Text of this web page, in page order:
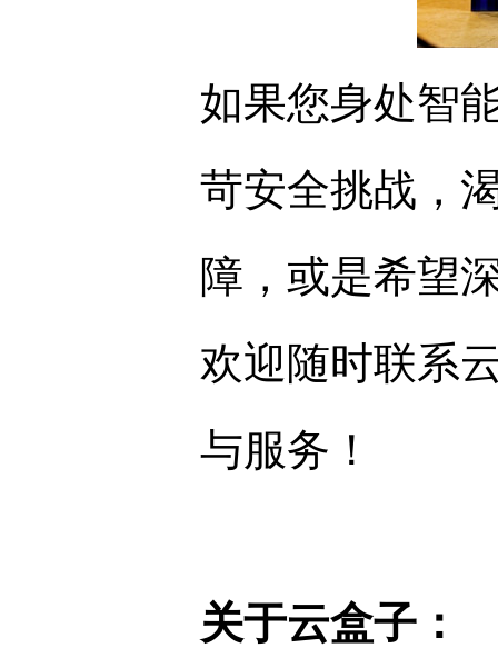
如果您身处智
苛安全挑战，
障，或是希望
欢迎随时联系
与服务！
关于云盒子：